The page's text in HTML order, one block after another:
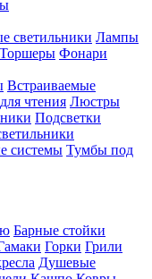
светильники Лампы
Торшеры Фонари
Встраиваемые
чтения Люстры
Подсветки
системы Тумбы под
Барные стойки
Горки Грили
Душевые